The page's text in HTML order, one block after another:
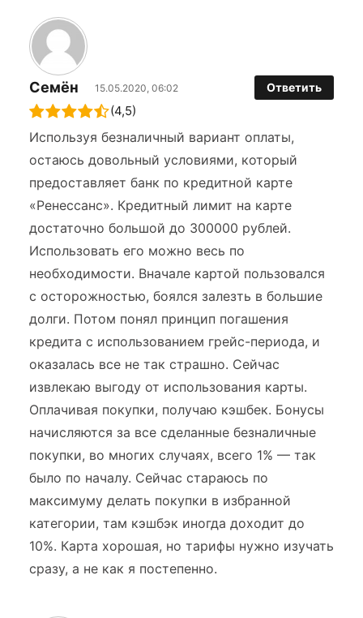
Семён 15.05.2020, 06:02 Ответить
(4,5)
Используя безналичный вариант оплаты,
остаюсь довольный условиями, который
предоставляет банк по кредитной карте
«Ренессанс». Кредитный лимит на карте
достаточно большой до 300000 рублей.
Использовать его можно весь по
необходимости. Вначале картой пользовался
с осторожностью, боялся залезть в большие
долги. Потом понял принцип погашения
кредита с использованием грейс-периода, и
оказалась все не так страшно. Сейчас
извлекаю выгоду от использования карты.
Оплачивая покупки, получаю кэшбек. Бонусы
начисляются за все сделанные безналичные
покупки, во многих случаях, всего 1% — так
было по началу. Сейчас стараюсь по
максимуму делать покупки в избранной
категории, там кэшбэк иногда доходит до
10%. Карта хорошая, но тарифы нужно изучать
сразу, а не как я постепенно.